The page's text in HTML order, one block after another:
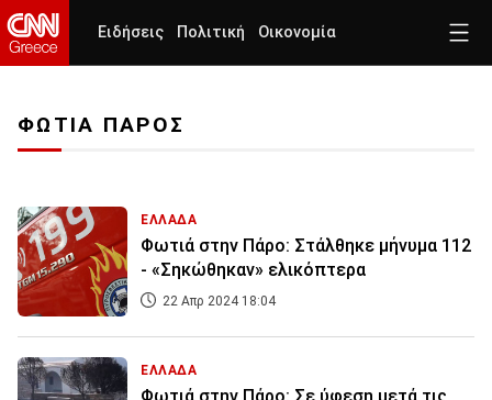
Ειδήσεις Πολιτική Οικονομία
ΦΩΤΙΑ ΠΑΡΟΣ
ΕΛΛΑΔΑ
Φωτιά στην Πάρο: Στάλθηκε μήνυμα 112
- «Σηκώθηκαν» ελικόπτερα
22 Απρ 2024 18:04
ΕΛΛΑΔΑ